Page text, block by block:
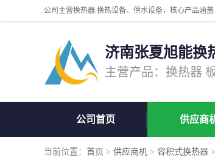
济南张夏旭能换
公司首页 供应商
当前位置： 首页 > 供应商机 > 容积式换热器